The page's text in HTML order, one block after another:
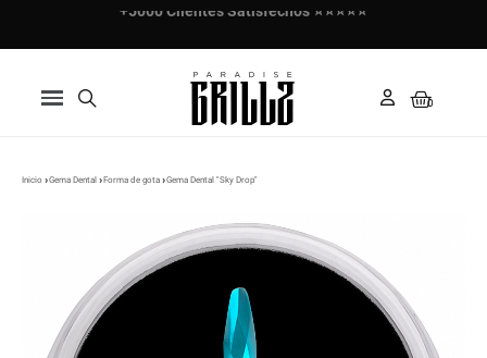
Inicio Gema Dental Forma de gota Gema Dental "Sky Drop"